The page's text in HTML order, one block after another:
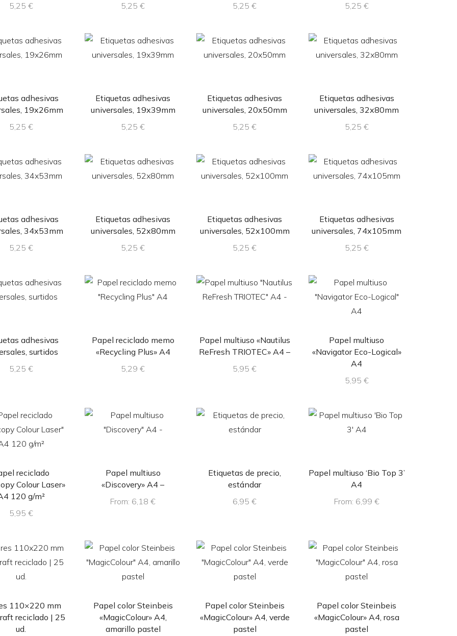
5,25 €
5,25€
5,25€
5,25 €
adhesivas
19x26mm
5,25 €
Etiquetas adhesivas
universales, 19x39mm
5,25€
Etiquetas adhesivas
universales, 20x50mm
5,25€
Etiquetas adhesivas
universales, 32x80mm
5,25 €
adhesivas
34x53mm
5,25 €
Etiquetas adhesivas
universales, 52x80mm
5,25€
Etiquetas adhesivas
universales, 52x100mm
5,25€
Etiquetas adhesivas
universales, 74x105mm
5,25 €
adhesivas
surtidos
5,25 €
Papel reciclado memo
«Recycling Plus» A4
5,29€
Papel multiuso «Nautilus
ReFresh TRIOTEC» A4 –
5,95€
Papel multiuso
«Navigator Eco-Logical»
A4
5,95 €
reciclado
Colour Laser»
120 g/m²
5,95 €
Papel multiuso
«Discovery» A4 –
From: 6,18€
Etiquetas de precio,
estándar
6,95€
Papel multiuso ‘Bio Top 3’
A4
From: 6,99 €
110×220 mm
reciclado | 25
ud.
Papel color Steinbeis
«MagicColour» A4,
amarillo pastel
Papel color Steinbeis
«MagicColour» A4, verde
pastel
Papel color Steinbeis
«MagicColour» A4, rosa
pastel